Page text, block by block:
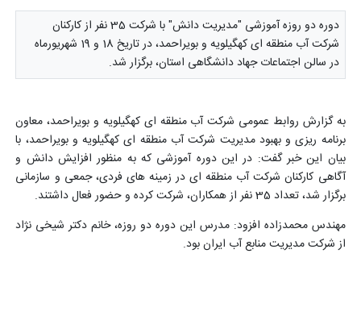
دوره دو روزه آموزشی "مدیریت دانش" با شرکت 35 نفر از کارکنان
شرکت آب منطقه ای کهگیلویه و بویراحمد، در تاریخ 18 و 19 شهریورماه
در سالن اجتماعات جهاد دانشگاهی استان، برگزار شد.
به گزارش روابط عمومی شرکت آب منطقه ای کهگیلویه و بویراحمد، معاون
برنامه ریزی و بهبود مدیریت شرکت آب منطقه ای کهگیلویه و بویراحمد، با
بیان این خبر گفت: در این دوره آموزشی که به منظور افزایش دانش و
آگاهی کارکنان شرکت آب منطقه ای در زمینه های فردی، جمعی و سازمانی
برگزار شد، تعداد 35 نفر از همکاران، شرکت کرده و حضور فعال داشتند.
مهندس محمدزاده افزود: مدرس این دوره دو روزه، خانم دکتر شیخی نژاد
از شرکت مدیریت منابع آب ایران بود.